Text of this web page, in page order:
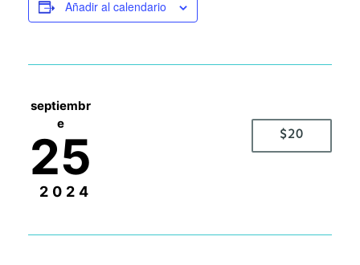
Añadir al calendario
septiembr
e
25
2024
$20